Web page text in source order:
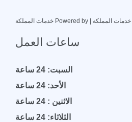
ساعات العمل
السبت: 24 ساعة
الأحد: 24 ساعة
الاثنين : 24 ساعة
الثلاثاء: 24 ساعة